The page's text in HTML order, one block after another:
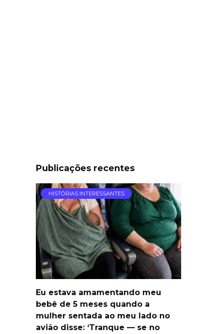
Publicações recentes
HISTÓRIAS INTERESSANTES
Eu estava amamentando meu
bebê de 5 meses quando a
mulher sentada ao meu lado no
avião disse: ‘Tranque — se no